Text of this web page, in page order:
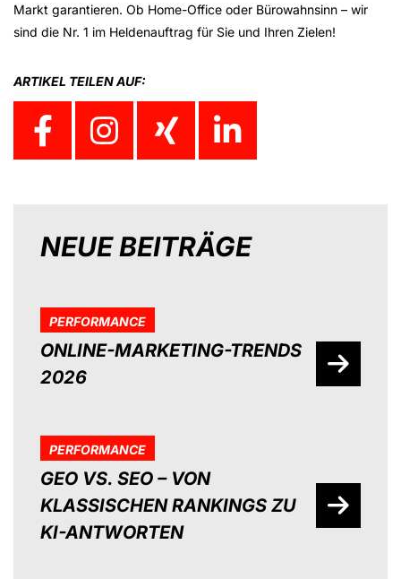
Markt garantieren. Ob Home-Office oder Bürowahnsinn – wir
sind die Nr. 1 im Heldenauftrag für Sie und Ihren Zielen!
ARTIKEL TEILEN AUF:
NEUE BEITRÄGE
PERFORMANCE
ONLINE-MARKETING-TRENDS
2026
PERFORMANCE
GEO VS. SEO – VON
KLASSISCHEN RANKINGS ZU
KI-ANTWORTEN